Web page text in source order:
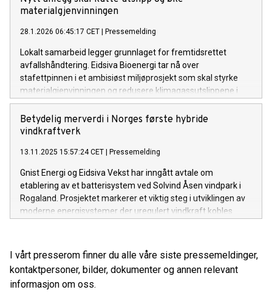
materialgjenvinningen
28.1.2026 06:45:17 CET Pressemelding
Lokalt samarbeid legger grunnlaget for fremtidsrettet
avfallshåndtering. Eidsiva Bioenergi tar nå over
stafettpinnen i et ambisiøst miljøprosjekt som skal styrke
materialgjenvinningen og redusere klimagassutslippene i
Innlandet.
Betydelig merverdi i Norges første hybride
vindkraftverk
13.11.2025 15:57:24 CET Pressemelding
Gnist Energi og Eidsiva Vekst har inngått avtale om
etablering av et batterisystem ved Solvind Åsen vindpark i
Rogaland. Prosjektet markerer et viktig steg i utviklingen av
moderne energisystemer der uregulert vindkraft kobles
I vårt presserom finner du alle våre siste pressemeldinger,
kontaktpersoner, bilder, dokumenter og annen relevant
informasjon om oss.